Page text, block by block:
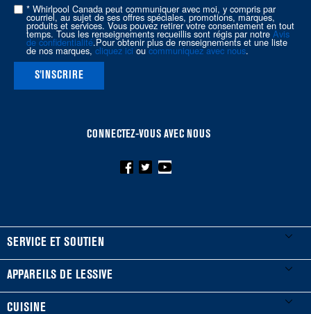
page * Whirlpool Canada peut communiquer avec moi, y compris par
courriel, au sujet de ses offres spéciales, promotions, marques,
produits et services. Vous pouvez retirer votre consentement en tout
temps. Tous les renseignements recueillis sont régis par notreAvis
de confidentialité.Pour obtenir plus de renseignements et une liste
de nos marques,cliquez icioucommuniquez avec nous.
S'INSCRIRE
CONNECTEZ-VOUS AVEC NOUS
FOOTER
SERVICE ET SOUTIEN
Mes électroménagers
Enregistrer un produit
APPAREILS DE LESSIVE
Laveuses et sécheuses
CUISINE